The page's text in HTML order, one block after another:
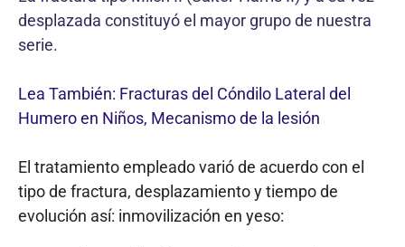
desplazada constituyó el mayor grupo de nuestra
serie.
Lea También: Fracturas del Cóndilo Lateral del
Humero en Niños, Mecanismo de la lesión
El tratamiento empleado varió de acuerdo con el
tipo de fractura, desplazamiento y tiempo de
evolución así: inmovilización en yeso: